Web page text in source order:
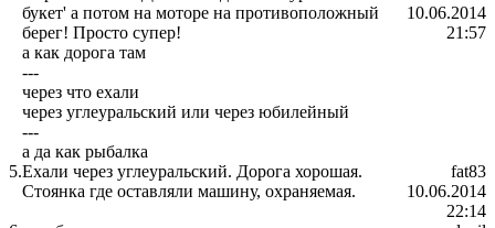
букет' а потом на моторе на противоположный
берег! Просто супер!
а как дорога там
---
через что ехали
через углеуральский или через юбилейный
---
а да как рыбалка
10.06.2014
21:57
5.Ехали через углеуральский. Дорога хорошая.
Стоянка где оставляли машину, охраняемая.
fat83
10.06.2014
22:14